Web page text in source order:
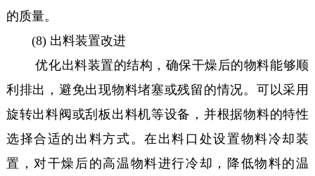
的质量。
(8) 出料装置改进
优化出料装置的结构，确保干燥后的物料能够顺
利排出，避免出现物料堵塞或残留的情况。可以采用
旋转出料阀或刮板出料机等设备，并根据物料的特性
选择合适的出料方式。在出料口处设置物料冷却装
置，对干燥后的高温物料进行冷却，降低物料的温